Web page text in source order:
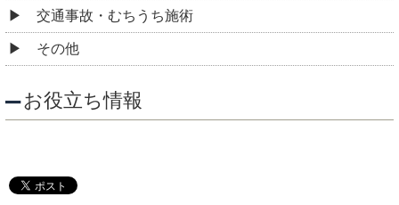
交通事故・むちうち施術
その他
お役立ち情報